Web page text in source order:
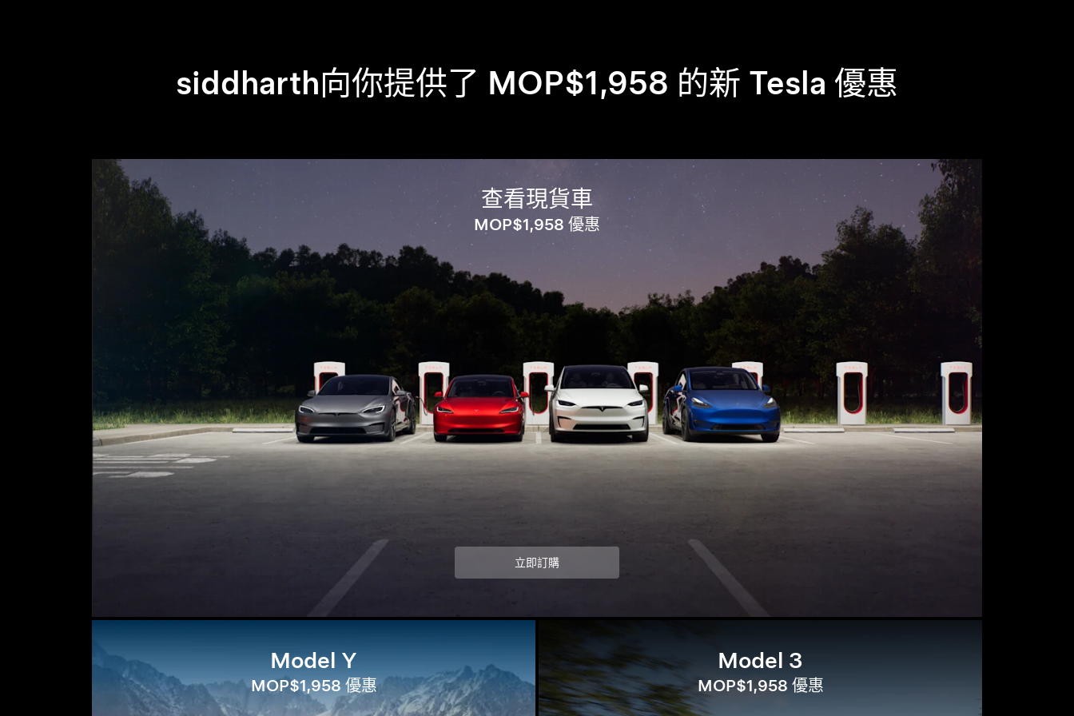
siddharth向你提供了 MOP$1,958 的新 Tesla 優惠
查看現貨車
MOP$1,958 優惠
立即訂購
Model Y
MOP$1,958 優惠
Model 3
MOP$1,958 優惠